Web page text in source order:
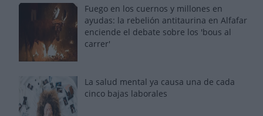
Fuego en los cuernos y millones en
ayudas: la rebelión antitaurina en Alfafar
enciende el debate sobre los 'bous al
carrer'
La salud mental ya causa una de cada
cinco bajas laborales